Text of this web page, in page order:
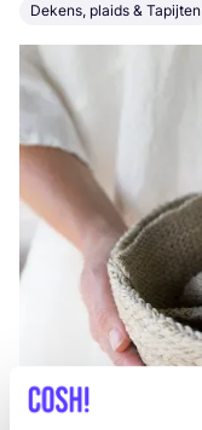
Dekens, plaids & Tapijten